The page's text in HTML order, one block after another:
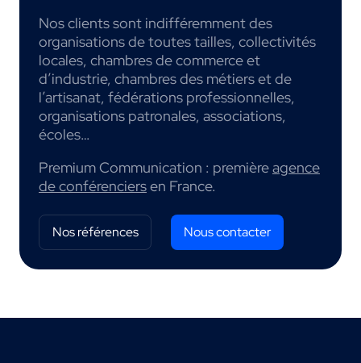
Nos clients sont indifféremment des
organisations de toutes tailles, collectivités
locales, chambres de commerce et
d’industrie, chambres des métiers et de
l’artisanat, fédérations professionnelles,
organisations patronales, associations,
écoles…
Premium Communication : premièreagence
de conférenciersen France.
Nos références Nous contacter